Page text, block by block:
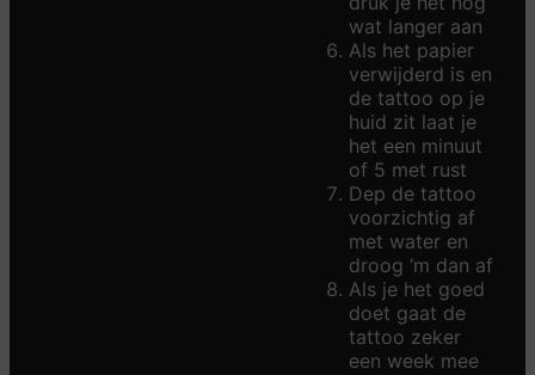
wat langer aan
Als het papier
verwijderd is en
de tattoo op je
huid zit laat je
het een minuut
of 5 met rust
Dep de tattoo
voorzichtig af
met water en
droog ‘m dan af
Als je het goed
doet gaat de
tattoo zeker
een week mee